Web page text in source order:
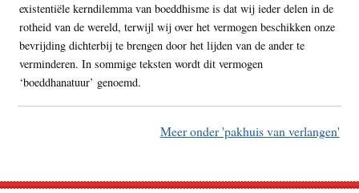
existentiële kerndilemma van boeddhisme is dat wij ieder delen in de
rotheid van de wereld, terwijl wij over het vermogen beschikken onze
bevrijding dichterbij te brengen door het lijden van de ander te
verminderen. In sommige teksten wordt dit vermogen
‘boeddhanatuur’ genoemd.
Meer onder 'pakhuis van verlangen'